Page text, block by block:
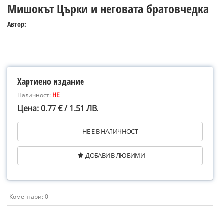
Мишокът Църки и неговата братовчедка
Автор:
Хартиено издание
Наличност: НЕ
Цена: 0.77 € / 1.51 ЛВ.
НЕ Е В НАЛИЧНОСТ
ДОБАВИ В ЛЮБИМИ
Коментари: 0